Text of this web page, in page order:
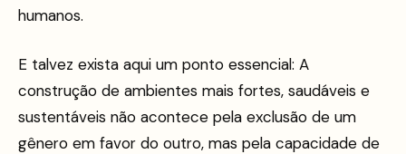
humanos.
E talvez exista aqui um ponto essencial: A
construção de ambientes mais fortes, saudáveis e
sustentáveis não acontece pela exclusão de um
gênero em favor do outro, mas pela capacidade de